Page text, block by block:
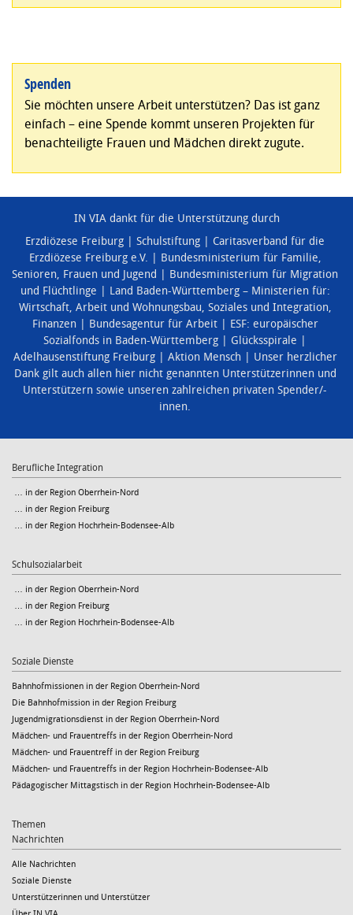
Spenden
Sie möchten unsere Arbeit unterstützen? Das ist ganz
einfach – eine Spende kommt unseren Projekten für
benachteiligte Frauen und Mädchen direkt zugute.
IN VIA dankt für die Unterstützung durch
Erzdiözese Freiburg
Schulstiftung
Caritasverband für die
Erzdiözese Freiburg e.V.
Bundesministerium für Familie,
Senioren, Frauen und Jugend
Bundesministerium für Migration
und Flüchtlinge
Land Baden-Württemberg – Ministerien für:
Wirtschaft, Arbeit und Wohnungsbau, Soziales und Integration,
Finanzen
Bundesagentur für Arbeit
ESF: europäischer
Sozialfonds in Baden-Württemberg
Glücksspirale
Adelhausenstiftung Freiburg
Aktion Mensch
Unser herzlicher
Dank gilt auch allen hier nicht genannten Unterstützerinnen und
Unterstützern sowie unseren zahlreichen privaten Spender/-
innen.
Berufliche Integration
… in der Region Oberrhein-Nord
… in der Region Freiburg
… in der Region Hochrhein-Bodensee-Alb
Schulsozialarbeit
… in der Region Oberrhein-Nord
… in der Region Freiburg
… in der Region Hochrhein-Bodensee-Alb
Soziale Dienste
Bahnhofmissionen in der Region Oberrhein-Nord
Die Bahnhofmission in der Region Freiburg
Jugendmigrationsdienst in der Region Oberrhein-Nord
Mädchen- und Frauentreffs in der Region Oberrhein-Nord
Mädchen- und Frauentreff in der Region Freiburg
Mädchen- und Frauentreffs in der Region Hochrhein-Bodensee-Alb
Pädagogischer Mittagstisch in der Region Hochrhein-Bodensee-Alb
Themen
Nachrichten
Alle Nachrichten
Soziale Dienste
Unterstützerinnen und Unterstützer